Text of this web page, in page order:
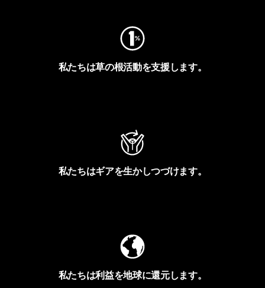
私たちは草の根活動を支援します。
私たちはギアを生かしつづけます。
私たちは利益を地球に還元します。